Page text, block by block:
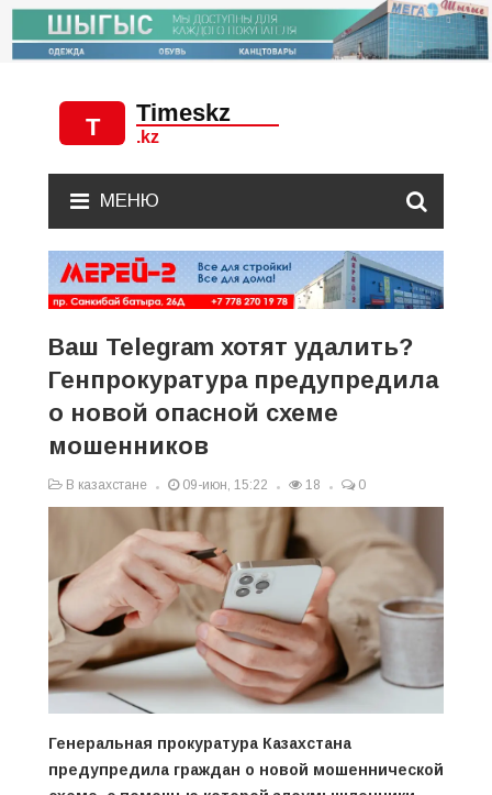
МЕНЮ
Ваш Telegram хотят удалить?
Генпрокуратура предупредила
о новой опасной схеме
мошенников
В казахстане 09-июн, 15:22 18 0
Генеральная прокуратура Казахстана
предупредила граждан о новой мошеннической